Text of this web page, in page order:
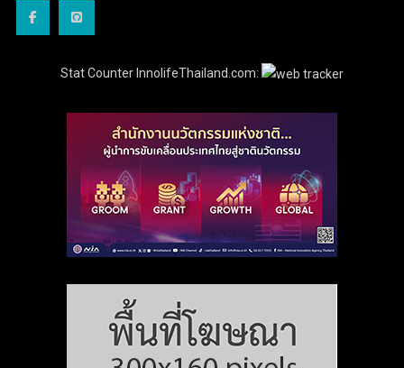
Stat Counter InnolifeThailand.com: